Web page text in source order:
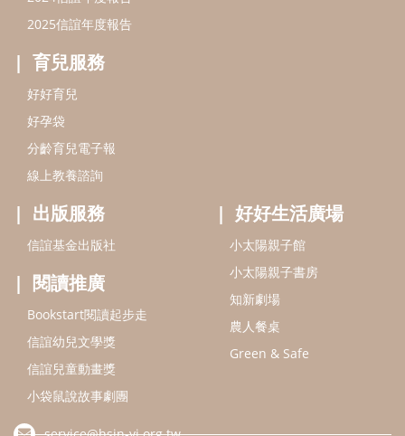
信誼基金出版社
閱讀推廣
Bookstart閱讀起步走
信誼幼兒文學獎
信誼兒童動畫獎
小袋鼠說故事劇團
service@hsin-yi.org.tw
信誼好好育兒
小太陽親子書房
(02)2396-5305轉2345 (週一～週五 9:00～18:00)
認識信誼 合作洽談 智慧財產權聲明
本網站建議使用IE9(含以上)或 Google Chrome 版本瀏覽器
信誼基金會/上誼文化實業股份有限公司 版權所有 ©